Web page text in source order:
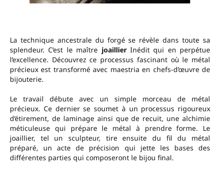
La technique ancestrale du forgé se révèle dans toute sa
splendeur. C’est le maître joaillierInédit qui en perpétue
l’excellence. Découvrez ce processus fascinant où le métal
précieux est transformé avec maestria en chefs-d’œuvre de
bijouterie.
Le travail débute avec un simple morceau de métal
précieux. Ce dernier se soumet à un processus rigoureux
d’étirement, de laminage ainsi que de recuit, une alchimie
méticuleuse qui prépare le métal à prendre forme. Le
joaillier, tel un sculpteur, tire ensuite du fil du métal
préparé, un acte de précision qui jette les bases des
différentes parties qui composeront le bijou final.